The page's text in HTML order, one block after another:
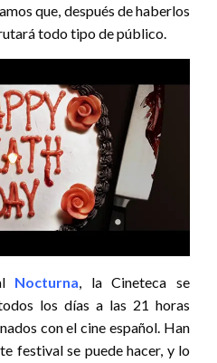
que, después de haberlos
todo tipo de público.
Nocturna, la Cineteca se
los días a las 21 horas
con el cine español. Han
festival se puede hacer, y lo